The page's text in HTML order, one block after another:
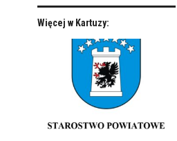
Więcej w Kartuzy: